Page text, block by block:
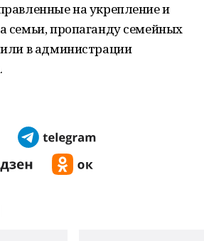
на укрепление и
семьи, пропаганду семейных
в администрации